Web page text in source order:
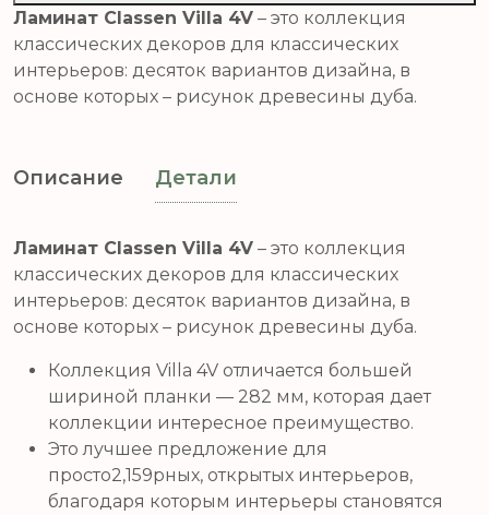
Ламинат Classen Villa 4V – это коллекция
классических декоров для классических
интерьеров: десяток вариантов дизайна, в
основе которых – рисунок древесины дуба.
Описание Детали
Ламинат Classen Villa 4V – это коллекция
классических декоров для классических
интерьеров: десяток вариантов дизайна, в
основе которых – рисунок древесины дуба.
Коллекция Villa 4V отличается большей
шириной планки — 282 мм, которая дает
коллекции интересное преимущество.
Это лучшее предложение для
просто2,159рных, открытых интерьеров,
благодаря которым интерьеры становятся